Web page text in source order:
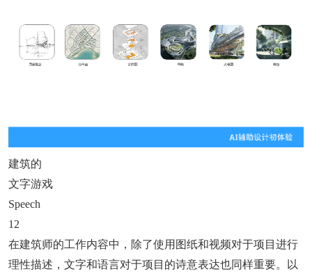
建筑的
文字游戏
Speech
12
在建筑师的工作内容中，除了使用图纸和视频对于项目进行
理性描述，文字和语言对于项目的诗意表达也同样重要。以